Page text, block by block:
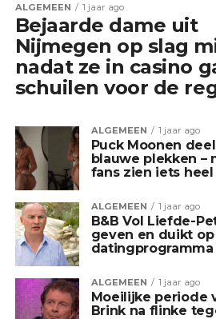
ALGEMEEN 1 jaar ago
Bejaarde dame uit
Nijmegen op slag
nadat ze in casino
schuilen voor de
ALGEMEEN 1 jaar ago
Puck Moonen
blauwe plekken –
fans zien iets
ALGEMEEN 1 jaar ago
B&B Vol Liefde-
geven en duikt
datingprogramma
ALGEMEEN 1 jaar ago
Moeilijke periode
Brink na flinke